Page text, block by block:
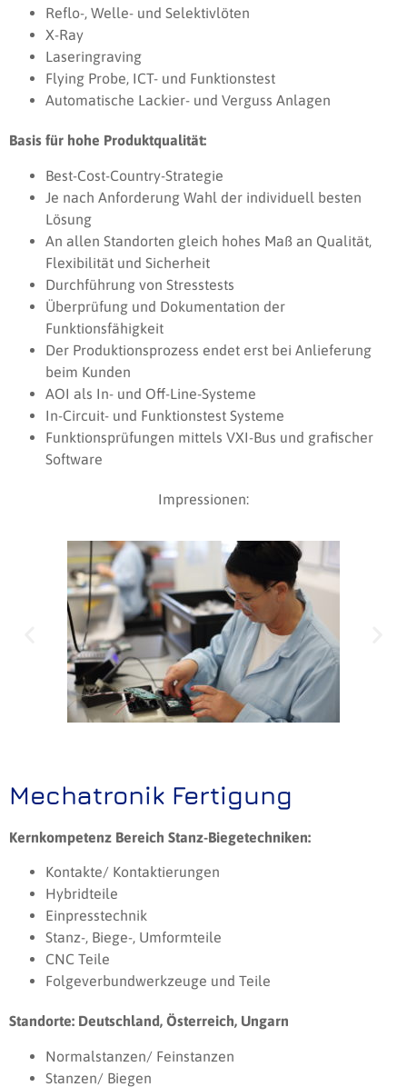
Reflo-, Welle- und Selektivlöten
X-Ray
Laseringraving
Flying Probe, ICT- und Funktionstest
Automatische Lackier- und Verguss Anlagen
Basis für hohe Produktqualität:
Best-Cost-Country-Strategie
Je nach Anforderung Wahl der individuell besten
Lösung
An allen Standorten gleich hohes Maß an Qualität,
Flexibilität und Sicherheit
Durchführung von Stresstests
Überprüfung und Dokumentation der
Funktionsfähigkeit
Der Produktionsprozess endet erst bei Anlieferung
beim Kunden
AOI als In- und Off-Line-Systeme
In-Circuit- und Funktionstest Systeme
Funktionsprüfungen mittels VXI-Bus und grafischer
Software
Impressionen:
Mechatronik Fertigung
Kernkompetenz Bereich Stanz-Biegetechniken:
Kontakte/ Kontaktierungen
Hybridteile
Einpresstechnik
Stanz-, Biege-, Umformteile
CNC Teile
Folgeverbundwerkzeuge und Teile
Standorte: Deutschland, Österreich, Ungarn
Normalstanzen/ Feinstanzen
Stanzen/ Biegen